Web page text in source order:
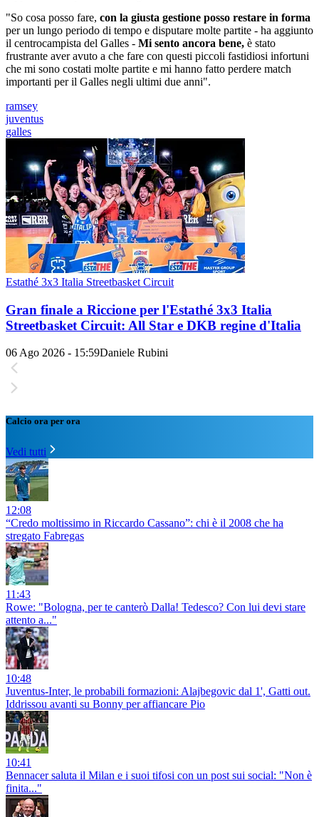
"So cosa posso fare, con la giusta gestione posso restare in forma
per un lungo periodo di tempo e disputare molte partite - ha aggiunto
il centrocampista del Galles - Mi sento ancora bene, è stato
frustrante aver avuto a che fare con questi piccoli fastidiosi infortuni
che mi sono costati molte partite e mi hanno fatto perdere match
importanti per il Galles negli ultimi due anni".
ramsey
juventus
galles
Estathé 3x3 Italia Streetbasket Circuit
Gran finale a Riccione per l'Estathé 3x3 Italia
Streetbasket Circuit: All Star e DKB regine d'Italia
06 Ago 2026 - 15:59Daniele Rubini
Calcio ora per ora
Vedi tutti
12:08
“Credo moltissimo in Riccardo Cassano”: chi è il 2008 che ha
stregato Fabregas
11:43
Rowe: "Bologna, per te canterò Dalla! Tedesco? Con lui devi stare
attento a..."
10:48
Juventus-Inter, le probabili formazioni: Alajbegovic dal 1', Gatti out.
Iddrissou avanti su Bonny per affiancare Pio
10:41
Bennacer saluta il Milan e i suoi tifosi con un post sui social: "Non è
finita..."